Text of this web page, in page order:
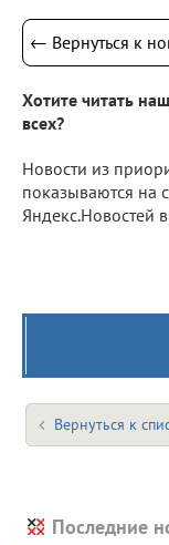
← Вернуться к
Хотите читать
всех?
Новости из
показываются на
Яндекс.Новостей
Вернуться к
Последние